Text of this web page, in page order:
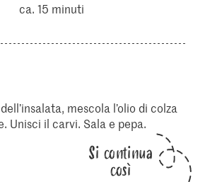
ca. 15 minuti
mescola l’olio di colza
Unisci il carvi. Sala e pepa.
Si continua
così